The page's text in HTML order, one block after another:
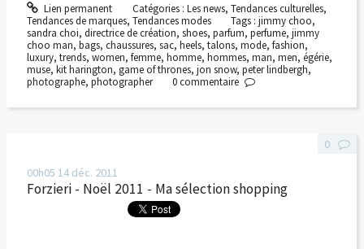
Lien permanent Catégories : Les news, Tendances culturelles,
Tendances de marques, Tendances modes Tags :jimmy choo,
sandra choi, directrice de création, shoes, parfum, perfume, jimmy
choo man, bags, chaussures, sac, heels, talons, mode, fashion,
luxury, trends, women, femme, homme, hommes, man, men, égérie,
muse, kit harington, game of thrones, jon snow, peter lindbergh,
photographe, photographer 0commentaire
00h05 14 déc. 2011
Forzieri - Noël 2011 - Ma sélection shopping
0